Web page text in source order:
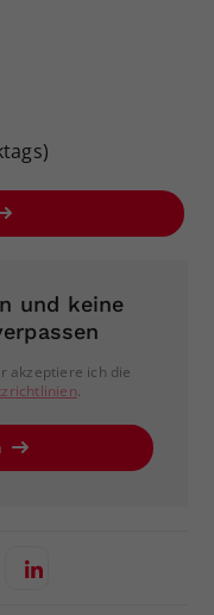
und keine
akzeptiere ich die
.